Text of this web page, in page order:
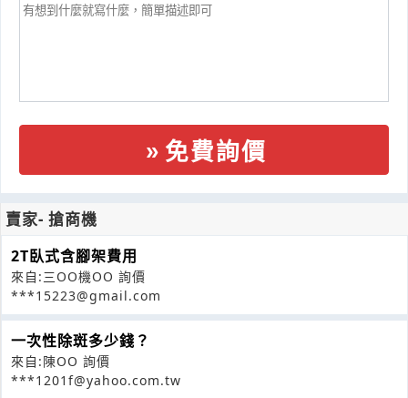
免費詢價
賣家- 搶商機
2T臥式含腳架費用
來自:三OO機OO 詢價
***15223@gmail.com
一次性除斑多少錢？
來自:陳OO 詢價
***1201f@yahoo.com.tw